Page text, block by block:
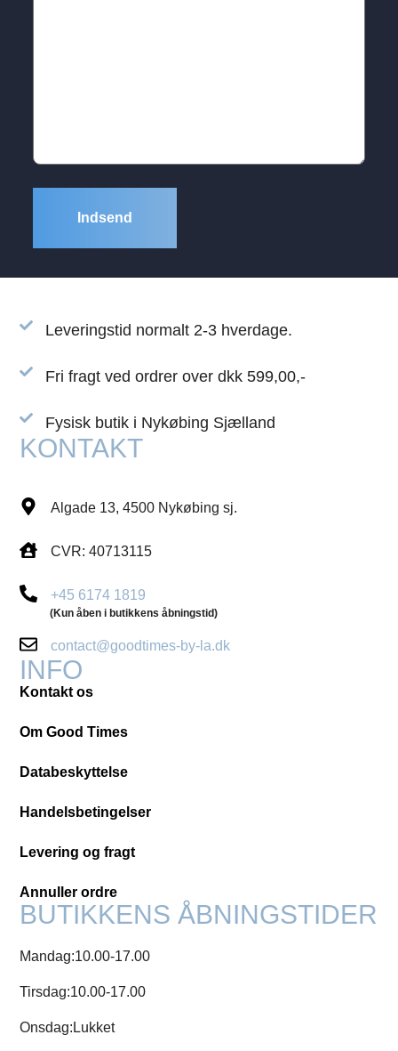
Leveringstid normalt 2-3 hverdage.
Fri fragt ved ordrer over dkk 599,00,-
Fysisk butik i Nykøbing Sjælland
KONTAKT
Algade 13, 4500 Nykøbing sj.
CVR: 40713115
+45 6174 1819
(Kun åben i butikkens åbningstid)
contact@goodtimes-by-la.dk
INFO
Kontakt os
Om Good Times
Databeskyttelse
Handelsbetingelser
Levering og fragt
Annuller ordre
BUTIKKENS ÅBNINGSTIDER
Mandag:10.00-17.00
Tirsdag:10.00-17.00
Onsdag: Lukket